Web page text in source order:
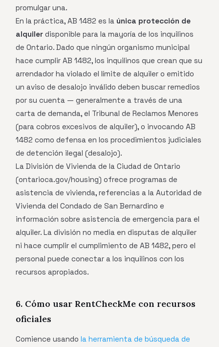
promulgar una.
En la práctica, AB 1482 es la única protección de
alquiler disponible para la mayoría de los inquilinos
de Ontario. Dado que ningún organismo municipal
hace cumplir AB 1482, los inquilinos que crean que su
arrendador ha violado el límite de alquiler o emitido
un aviso de desalojo inválido deben buscar remedios
por su cuenta — generalmente a través de una
carta de demanda, el Tribunal de Reclamos Menores
(para cobros excesivos de alquiler), o invocando AB
1482 como defensa en los procedimientos judiciales
de detención ilegal (desalojo).
La División de Vivienda de la Ciudad de Ontario
(ontarioca.gov/housing) ofrece programas de
asistencia de vivienda, referencias a la Autoridad de
Vivienda del Condado de San Bernardino e
información sobre asistencia de emergencia para el
alquiler. La división no media en disputas de alquiler
ni hace cumplir el cumplimiento de AB 1482, pero el
personal puede conectar a los inquilinos con los
recursos apropiados.
6. Cómo usar RentCheckMe con recursos
oficiales
Comience usando la herramienta de búsqueda de